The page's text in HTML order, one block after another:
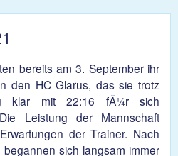
bereits am 3. September ihr
den HC Glarus, das sie trotz
klar mit 22:16 fÃ¼r sich
Leistung der Mannschaft
der Trainer. Nach
sich langsam immer